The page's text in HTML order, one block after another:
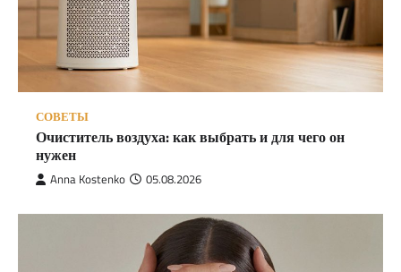
СОВЕТЫ
Очиститель воздуха: как выбрать и для чего он
нужен
Anna Kostenko 05.08.2026